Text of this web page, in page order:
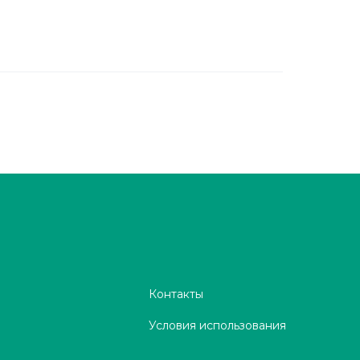
Контакты
Условия использования